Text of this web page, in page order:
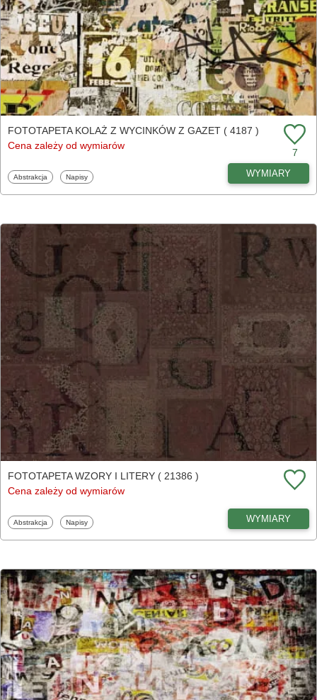
FOTOTAPETA KOLAŻ Z WYCINKÓW Z GAZET ( 4187 )
Cena zależy od wymiarów
7
Fototapety
Abstrakcja Fototapety
Napisy WYMIARY
FOTOTAPETA WZORY I LITERY ( 21386 )
Cena zależy od wymiarów
Fototapety
Abstrakcja Fototapety
Napisy WYMIARY